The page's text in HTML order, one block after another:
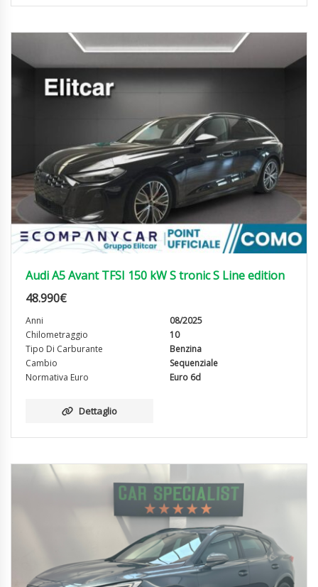
Audi A5 Avant TFSI 150 kW S tronic S Line edition
48.990€
Anni
08/2025
Chilometraggio
10
Tipo Di Carburante
Benzina
Cambio
Sequenziale
Normativa Euro
Euro 6d
Dettaglio